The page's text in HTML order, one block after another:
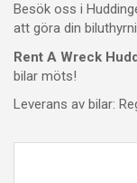
Besök oss i
att göra din
Rent A Wreck
bilar möts!
Leverans av bilar: